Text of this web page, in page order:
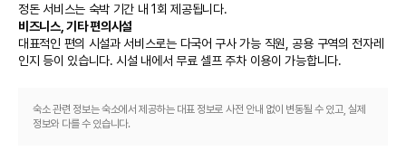
정돈 서비스는 숙박 기간 내 1회 제공됩니다.
비즈니스, 기타 편의시설
대표적인 편의 시설과 서비스로는 다국어 구사 가능 직원, 공용 구역의 전자레
인지 등이 있습니다. 시설 내에서 무료 셀프 주차 이용이 가능합니다.
숙소 관련 정보는 숙소에서 제공하는 대표 정보로 사전 안내 없이 변동될 수 있고, 실제
정보와 다를 수 있습니다.